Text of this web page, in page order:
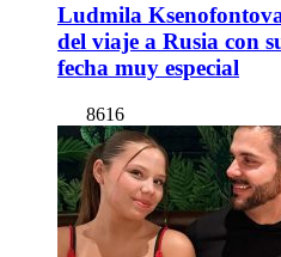
Ludmila
del viaje a Rusia con
fecha muy especial
8616